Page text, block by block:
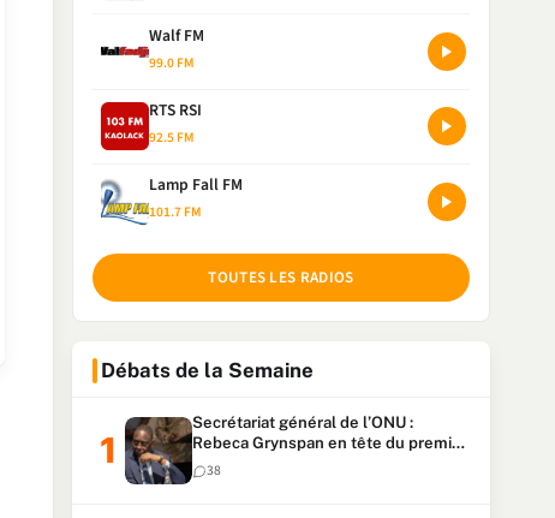
Walf FM
99.0 FM
RTS RSI
92.5 FM
Lamp Fall FM
101.7 FM
TOUTES LES RADIOS
Débats de la Semaine
Secrétariat général de l’ONU :
Rebeca Grynspan en tête du premier
vote, Macky Sall pointe à la 5ᵉ place
38